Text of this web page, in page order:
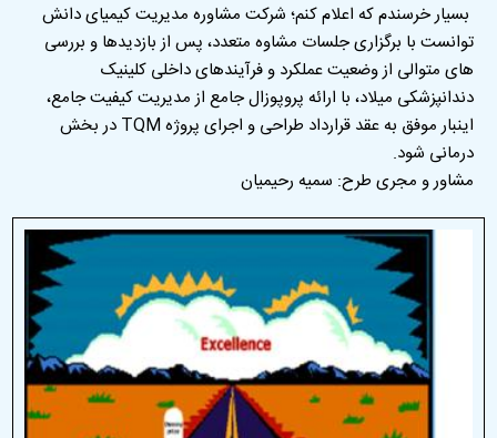
بسیار خرسندم که اعلام کنم؛ شرکت مشاوره مدیریت کیمیای دانش
توانست با برگزاری جلسات مشاوه متعدد، پس از بازدیدها و بررسی
های متوالی از وضعیت عملکرد و فرآیندهای داخلی کلینیک
دندانپزشکی میلاد، با ارائه پروپوزال جامع از مدیریت کیفیت جامع،
اینبار موفق به عقد قرارداد طراحی و اجرای پروژه TQM در بخش
درمانی شود.
مشاور و مجری طرح: سمیه رحیمیان